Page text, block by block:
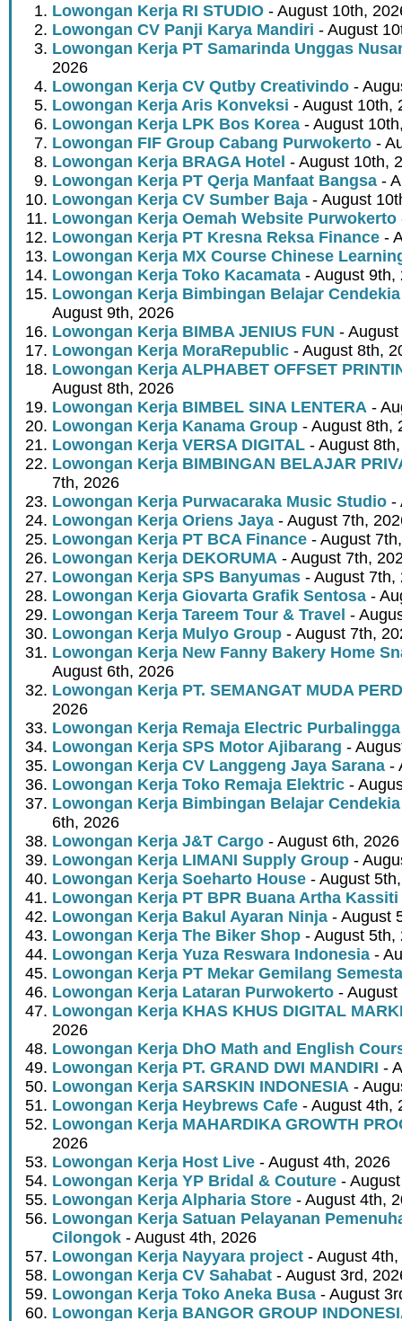
Lowongan Kerja RI STUDIO - August 10th,
Lowongan CV Panji Karya Mandiri - August
Lowongan Kerja PT Samarinda Unggas
2026
Lowongan Kerja CV Qutby Creativindo -
Lowongan Kerja Aris Konveksi - August 10th,
Lowongan Kerja LPK Bos Korea - August
Lowongan FIF Group Cabang Purwokerto -
Lowongan Kerja BRAGA Hotel - August 10th,
Lowongan Kerja PT Qerja Manfaat Bangsa -
Lowongan Kerja CV Sumber Baja - August
Lowongan Kerja Oemah Website Purwokerto
Lowongan Kerja PT Kresna Reksa Finance -
Lowongan Kerja MX Course Chinese
Lowongan Kerja Toko Kacamata - August 9th,
Lowongan Kerja Bimbingan Belajar
August 9th, 2026
Lowongan Kerja BIMBA JENIUS FUN -
Lowongan Kerja MoraRepublic - August 8th,
Lowongan Kerja ALPHABET OFFSET
August 8th, 2026
Lowongan Kerja BIMBEL SINA LENTERA -
Lowongan Kerja Kanama Group - August 8th,
Lowongan Kerja VERSA DIGITAL - August
Lowongan Kerja BIMBINGAN BELAJAR
7th, 2026
Lowongan Kerja Purwacaraka Music Studio -
Lowongan Kerja Oriens Jaya - August 7th,
Lowongan Kerja PT BCA Finance - August
Lowongan Kerja DEKORUMA - August 7th,
Lowongan Kerja SPS Banyumas - August 7th,
Lowongan Kerja Giovarta Grafik Sentosa -
Lowongan Kerja Tareem Tour & Travel -
Lowongan Kerja Mulyo Group - August 7th,
Lowongan Kerja New Fanny Bakery Home
August 6th, 2026
Lowongan Kerja PT. SEMANGAT MUDA
2026
Lowongan Kerja Remaja Electric Purbalingga
Lowongan Kerja SPS Motor Ajibarang -
Lowongan Kerja CV Langgeng Jaya Sarana -
Lowongan Kerja Toko Remaja Elektric -
Lowongan Kerja Bimbingan Belajar
6th, 2026
Lowongan Kerja J&T Cargo - August 6th, 2026
Lowongan Kerja LIMANI Supply Group -
Lowongan Kerja Soeharto House - August
Lowongan Kerja PT BPR Buana Artha Kassiti
Lowongan Kerja Bakul Ayaran Ninja - August
Lowongan Kerja The Biker Shop - August 5th,
Lowongan Kerja Yuza Reswara Indonesia -
Lowongan Kerja PT Mekar Gemilang Semesta
Lowongan Kerja Lataran Purwokerto -
Lowongan Kerja KHAS KHUS DIGITAL
2026
Lowongan Kerja DhO Math and English
Lowongan Kerja PT. GRAND DWI MANDIRI -
Lowongan Kerja SARSKIN INDONESIA -
Lowongan Kerja Heybrews Cafe - August 4th,
Lowongan Kerja MAHARDIKA GROWTH
2026
Lowongan Kerja Host Live - August 4th, 2026
Lowongan Kerja YP Bridal & Couture -
Lowongan Kerja Alpharia Store - August 4th,
Lowongan Kerja Satuan Pelayanan
Cilongok - August 4th, 2026
Lowongan Kerja Nayyara project - August
Lowongan Kerja CV Sahabat - August 3rd,
Lowongan Kerja Toko Aneka Busa - August
Lowongan Kerja BANGOR GROUP